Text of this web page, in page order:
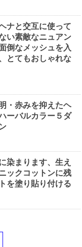
ナと交互に使って
い素敵なニュアン
倒なメッシュを入
とてもおしゃれな
・赤みを抑えたヘ
ーバルカラー５ダ
染まります、生え
ックコットンに残
を塗り貼り付ける